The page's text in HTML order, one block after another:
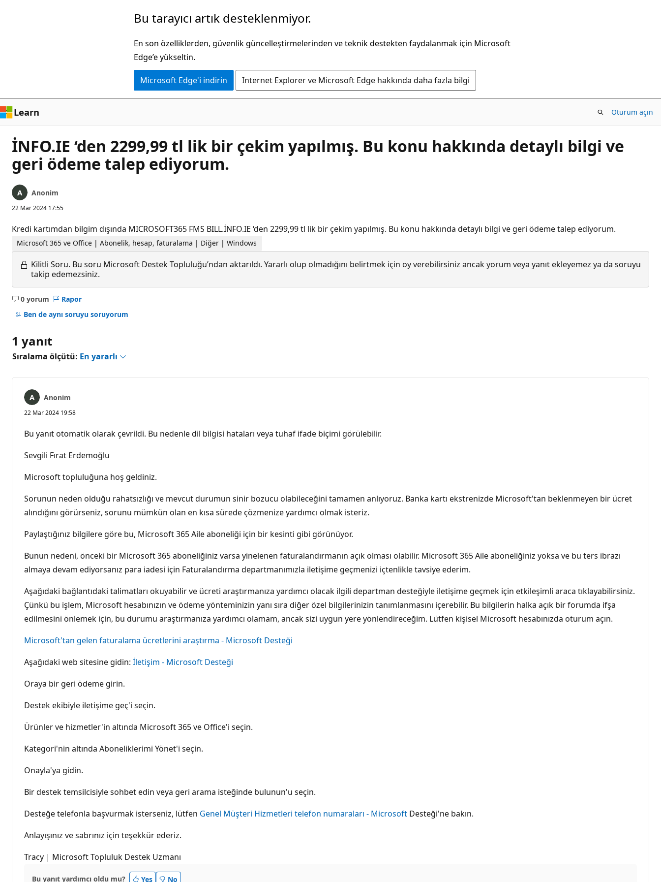
Bu tarayıcı artık desteklenmiyor.
En son özelliklerden, güvenlik güncelleştirmelerinden ve teknik destekten faydalanmak için Microsoft
Edge’e yükseltin.
Microsoft Edge'i indirin Internet Explorer ve Microsoft Edge hakkında daha fazla bilgi
Learn Oturum açın
İNFO.IE ‘den 2299,99 tl lik bir çekim yapılmış. Bu konu hakkında detaylı bilgi ve
geri ödeme talep ediyorum.
Anonim
22 Mar 2024 17:55
Kredi kartımdan bilgim dışında MICROSOFT365 FMS BILL.İNFO.IE ‘den 2299,99 tl lik bir çekim yapılmış. Bu konu hakkında detaylı bilgi ve geri ödeme talep ediyorum.
Microsoft 365 ve Office | Abonelik, hesap, faturalama | Diğer | Windows
Kilitli Soru. Bu soru Microsoft Destek Topluluğu’ndan aktarıldı. Yararlı olup olmadığını belirtmek için oy verebilirsiniz ancak yorum veya yanıt ekleyemez ya da soruyu
takip edemezsiniz.
0 yorum
Açıklama
yok
Rapor
Ben de aynı soruyu soruyorum
1 yanıt
Sıralama ölçütü: En yararlı
Anonim
22 Mar 2024 19:58
Bu yanıt otomatik olarak çevrildi. Bu nedenle dil bilgisi hataları veya tuhaf ifade biçimi görülebilir.
Sevgili Fırat Erdemoğlu
Microsoft topluluğuna hoş geldiniz.
Sorunun neden olduğu rahatsızlığı ve mevcut durumun sinir bozucu olabileceğini tamamen anlıyoruz. Banka kartı ekstrenizde Microsoft'tan beklenmeyen bir ücret
alındığını görürseniz, sorunu mümkün olan en kısa sürede çözmenize yardımcı olmak isteriz.
Paylaştığınız bilgilere göre bu, Microsoft 365 Aile aboneliği için bir kesinti gibi görünüyor.
Bunun nedeni, önceki bir Microsoft 365 aboneliğiniz varsa yinelenen faturalandırmanın açık olması olabilir. Microsoft 365 Aile aboneliğiniz yoksa ve bu ters ibrazı
almaya devam ediyorsanız para iadesi için Faturalandırma departmanımızla iletişime geçmenizi içtenlikle tavsiye ederim.
Aşağıdaki bağlantıdaki talimatları okuyabilir ve ücreti araştırmanıza yardımcı olacak ilgili departman desteğiyle iletişime geçmek için etkileşimli araca tıklayabilirsiniz.
Çünkü bu işlem, Microsoft hesabınızın ve ödeme yönteminizin yanı sıra diğer özel bilgilerinizin tanımlanmasını içerebilir. Bu bilgilerin halka açık bir forumda ifşa
edilmesini önlemek için, bu durumu araştırmanıza yardımcı olamam, ancak sizi uygun yere yönlendireceğim. Lütfen kişisel Microsoft hesabınızda oturum açın.
Microsoft'tan gelen faturalama ücretlerini araştırma - Microsoft Desteği
Aşağıdaki web sitesine gidin: İletişim - Microsoft Desteği
Oraya bir geri ödeme girin.
Destek ekibiyle iletişime geç'i seçin.
Ürünler ve hizmetler'in altında Microsoft 365 ve Office'i seçin.
Kategori'nin altında Aboneliklerimi Yönet'i seçin.
Onayla'ya gidin.
Bir destek temsilcisiyle sohbet edin veya geri arama isteğinde bulunun'u seçin.
Desteğe telefonla başvurmak isterseniz, lütfen Genel Müşteri Hizmetleri telefon numaraları - Microsoft Desteği'ne bakın.
Anlayışınız ve sabrınız için teşekkür ederiz.
Tracy | Microsoft Topluluk Destek Uzmanı
Bu yanıt yardımcı oldu mu? Yes No